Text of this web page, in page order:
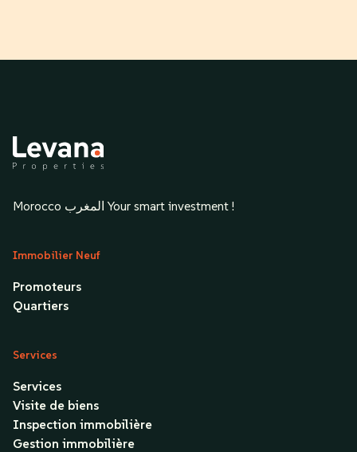
Morocco المغرب Your smart investment !
Immobilier Neuf
Promoteurs
Quartiers
Services
Services
Visite de biens
Inspection immobilière
Gestion immobilière